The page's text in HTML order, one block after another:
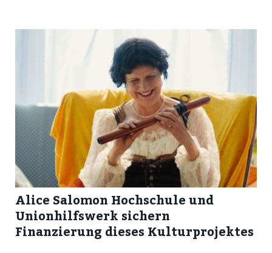
Alice Salomon Hochschule und
Unionhilfswerk sichern
Finanzierung dieses Kulturprojektes